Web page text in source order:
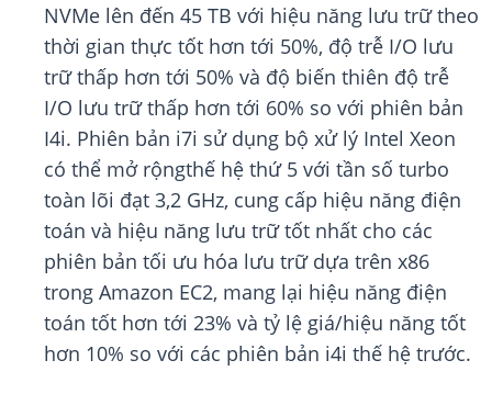
NVMe lên đến 45 TB với hiệu năng lưu trữ theo
thời gian thực tốt hơn tới 50%, độ trễ I/O lưu
trữ thấp hơn tới 50% và độ biến thiên độ trễ
I/O lưu trữ thấp hơn tới 60% so với phiên bản
I4i. Phiên bản i7i sử dụng bộ xử lý Intel Xeon
có thể mở rộngthế hệ thứ 5 với tần số turbo
toàn lõi đạt 3,2 GHz, cung cấp hiệu năng điện
toán và hiệu năng lưu trữ tốt nhất cho các
phiên bản tối ưu hóa lưu trữ dựa trên x86
trong Amazon EC2, mang lại hiệu năng điện
toán tốt hơn tới 23% và tỷ lệ giá/hiệu năng tốt
hơn 10% so với các phiên bản i4i thế hệ trước.